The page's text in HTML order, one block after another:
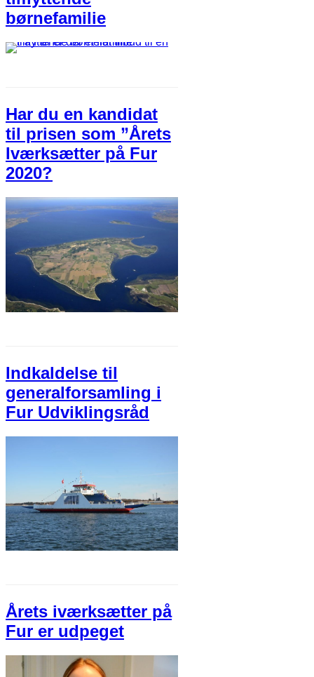
børnefamilie
Har du en kandidat
til prisen som ”Årets
Iværksætter på Fur
2020?
Indkaldelse til
generalforsamling i
Fur Udviklingsråd
Årets iværksætter på
Fur er udpeget